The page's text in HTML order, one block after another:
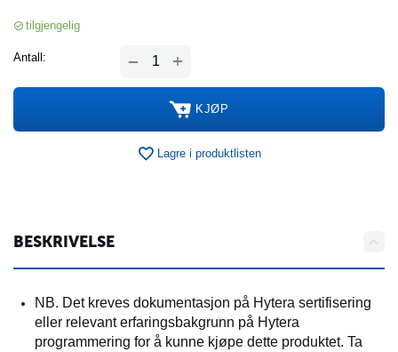
tilgjengelig
Antall: +
−
KJØP
Lagre i produktlisten
BESKRIVELSE
NB. Det kreves dokumentasjon på Hytera sertifisering
eller relevant erfaringsbakgrunn på Hytera
programmering for å kunne kjøpe dette produktet. Ta